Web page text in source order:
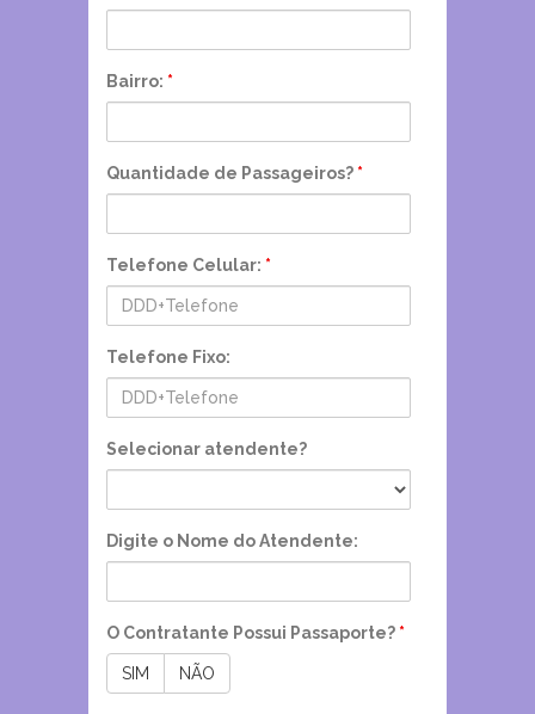
Bairro: *
Quantidade de Passageiros? *
Telefone Celular: *
Telefone Fixo:
Selecionar atendente?
Digite o Nome do Atendente:
O Contratante Possui Passaporte? *
SIM NÃO